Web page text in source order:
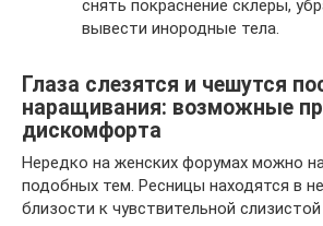
снять покраснение склеры,
вывести инородные тела.
Глаза слезятся и чешутся
наращивания: возможные
дискомфорта
Нередко на женских форумах можно
подобных тем. Ресницы находятся в
близости к чувствительной